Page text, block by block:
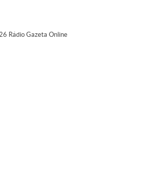
Rádio Gazeta Online